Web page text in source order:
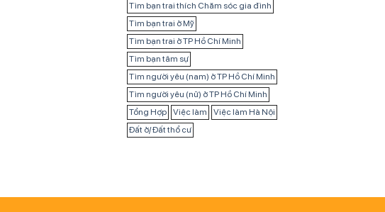
Tìm bạn trai thích Chăm sóc gia đình
Tìm bạn trai ở Mỹ
Tìm bạn trai ở TP Hồ Chí Minh
Tìm bạn tâm sự
Tìm người yêu (nam) ở TP Hồ Chí Minh
Tìm người yêu (nữ) ở TP Hồ Chí Minh
Tổng Hợp
Việc làm
Việc làm Hà Nội
Đất ở/ Đất thổ cư